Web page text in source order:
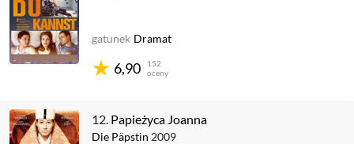
6,90
152
oceny
gatunek Dramat
12. Papieżyca Joanna
Die Päpstin 2009